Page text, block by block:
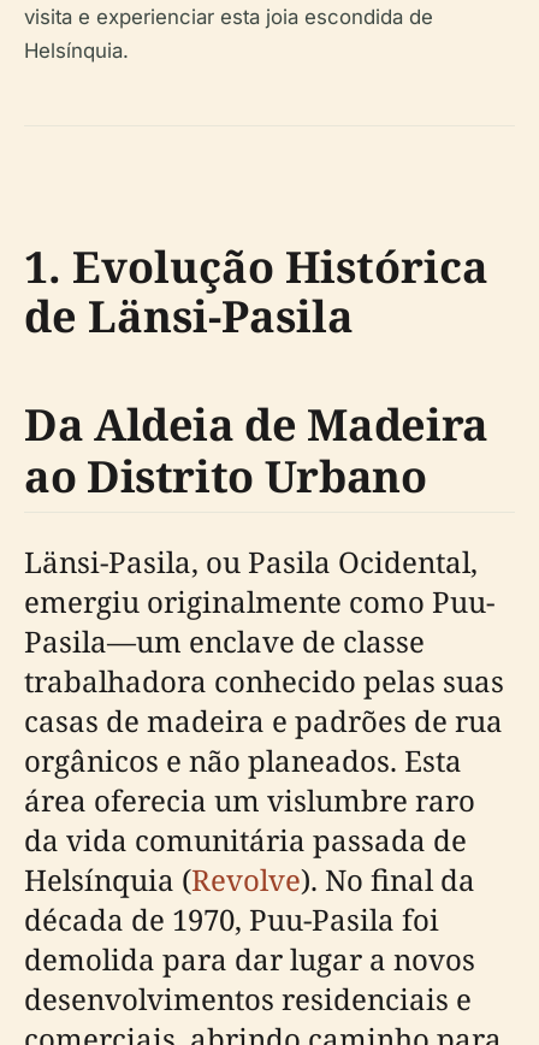
visita e experienciar esta joia escondida de
Helsínquia.
1. Evolução Histórica
de Länsi-Pasila
Da Aldeia de Madeira
ao Distrito Urbano
Länsi-Pasila, ou Pasila Ocidental,
emergiu originalmente como Puu-
Pasila—um enclave de classe
trabalhadora conhecido pelas suas
casas de madeira e padrões de rua
orgânicos e não planeados. Esta
área oferecia um vislumbre raro
da vida comunitária passada de
Helsínquia (Revolve). No final da
década de 1970, Puu-Pasila foi
demolida para dar lugar a novos
desenvolvimentos residenciais e